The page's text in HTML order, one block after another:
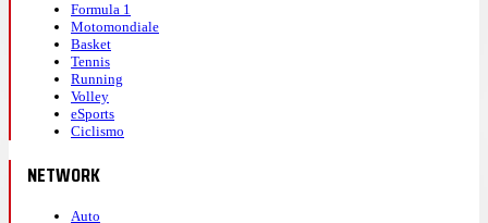
Formula 1
Motomondiale
Basket
Tennis
Running
Volley
eSports
Ciclismo
NETWORK
Auto